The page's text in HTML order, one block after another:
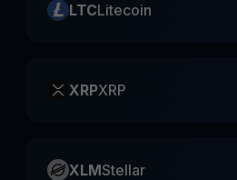
LTCLitecoin
XRPXRP
XLMStellar